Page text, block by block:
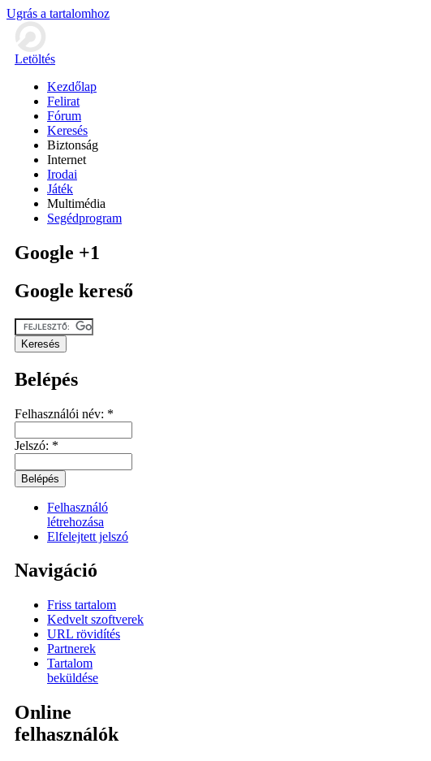
Ugrás a tartalomhoz
Letöltés
Kezdőlap
Felirat
Fórum
Keresés
Biztonság
Internet
Irodai
Játék
Multimédia
Segédprogram
Google +1
Google kereső
Belépés
Felhasználói név: *
Jelszó: *
Felhasználó
létrehozása
Elfelejtett jelszó
Navigáció
Friss tartalom
Kedvelt szoftverek
URL rövidítés
Partnerek
Tartalom
beküldése
Online
felhasználók